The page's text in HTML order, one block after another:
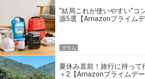
“結局これが使いやすい”コ
源5選【Amazonプライム
コラム
夏休み直前！旅行に持って
＋2【Amazonプライムデ